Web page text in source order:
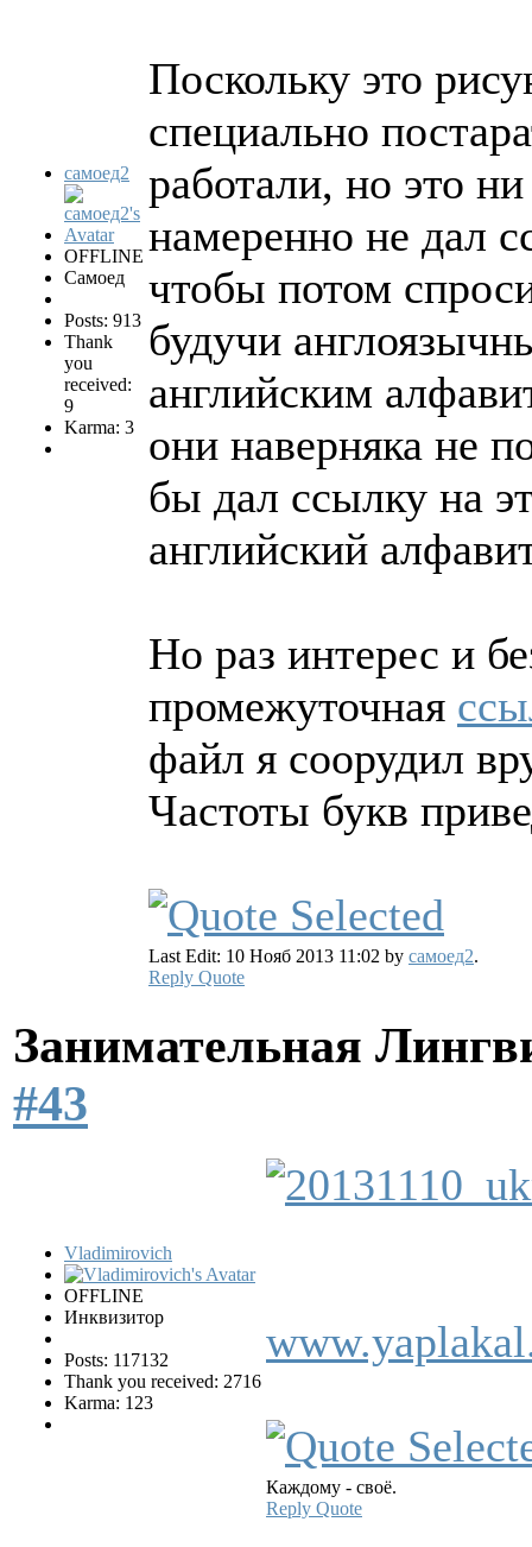
самоед2
OFFLINE
Самоед
Posts: 913
Thank
you
received:
9
Karma: 3
Поскольку это
специально
работали, но это
намеренно не дал
чтобы потом
будучи
английским
они наверняка не
бы дал ссылку на
английский
Но раз интерес и
промежуточная
файл я соорудил
Частоты букв
Last Edit: 10 Нояб 2013 11:02 by самоед2.
Reply Quote
Занимательная
#43
Vladimirovich
OFFLINE
Инквизитор
Posts: 117132
Thank you received: 2716
Karma: 123
Каждому - своё.
Reply Quote